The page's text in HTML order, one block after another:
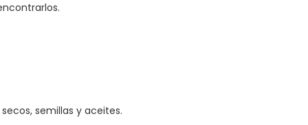
semillas y aceites.